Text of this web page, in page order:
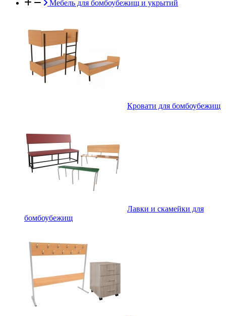
Мебель для бомбоубежищ и укрытий
Кровати для бомбоубежищ
Лавки и скамейки для
бомбоубежищ